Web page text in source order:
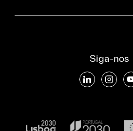
Subscreva a nossa Newsletter
Siga-nos